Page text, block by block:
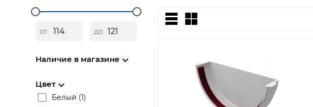
от до
Наличие в магазине
Цвет
Белый (1)